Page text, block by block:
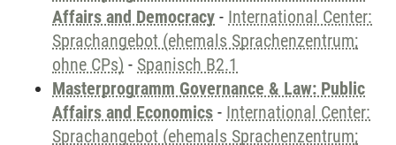
Affairs and Democracy - International Center:
Sprachangebot (ehemals Sprachenzentrum;
ohne CPs) - Spanisch B2.1
Masterprogramm Governance & Law: Public
Affairs and Economics - International Center:
Sprachangebot (ehemals Sprachenzentrum;